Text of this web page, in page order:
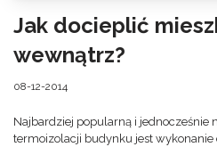
Jak docieplić
wewnątrz?
08-12-2014
Najbardziej popularną i jednocześnie
termoizolacji budynku jest wykonanie